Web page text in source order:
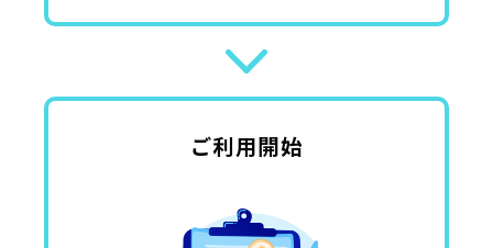
ご利用開始